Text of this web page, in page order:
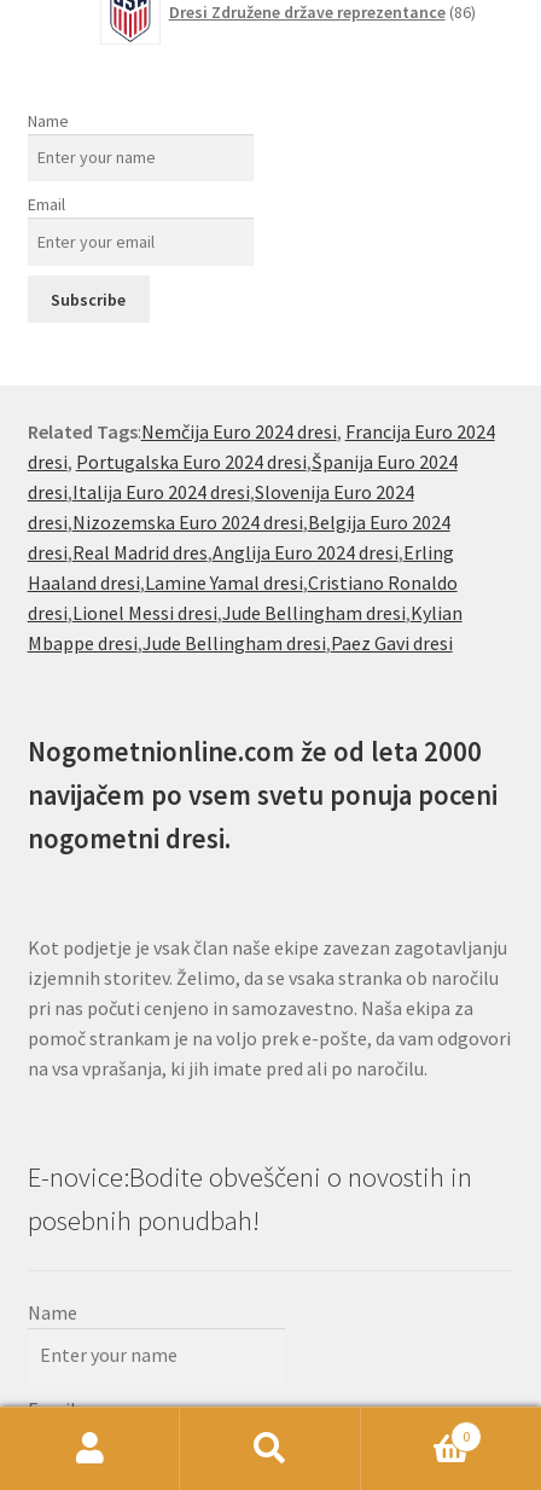
Dresi Združene države reprezentance 86izdelkov
Name
Email
Related Tags:Nemčija Euro 2024 dresi, Francija Euro 2024
dresi, Portugalska Euro 2024 dresi,Španija Euro 2024
dresi,Italija Euro 2024 dresi,Slovenija Euro 2024
dresi,Nizozemska Euro 2024 dresi,Belgija Euro 2024
dresi,Real Madrid dres,Anglija Euro 2024 dresi,Erling
Haaland dresi,Lamine Yamal dresi,Cristiano Ronaldo
dresi,Lionel Messi dresi,Jude Bellingham dresi,Kylian
Mbappe dresi,Jude Bellingham dresi,Paez Gavi dresi
Nogometnionline.com že od leta 2000
navijačem po vsem svetu ponuja poceni
nogometni dresi.
Kot podjetje je vsak član naše ekipe zavezan zagotavljanju
izjemnih storitev. Želimo, da se vsaka stranka ob naročilu
pri nas počuti cenjeno in samozavestno. Naša ekipa za
pomoč strankam je na voljo prek e-pošte, da vam odgovori
na vsa vprašanja, ki jih imate pred ali po naročilu.
E-novice:Bodite obveščeni o novostih in
posebnih ponudbah!
Name
Email
0